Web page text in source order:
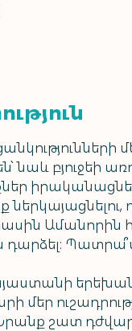
նաև բյուջեի
դարձել:
մեր
շատ